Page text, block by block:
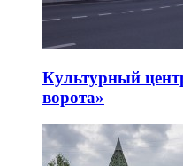
Культурный
ворота»